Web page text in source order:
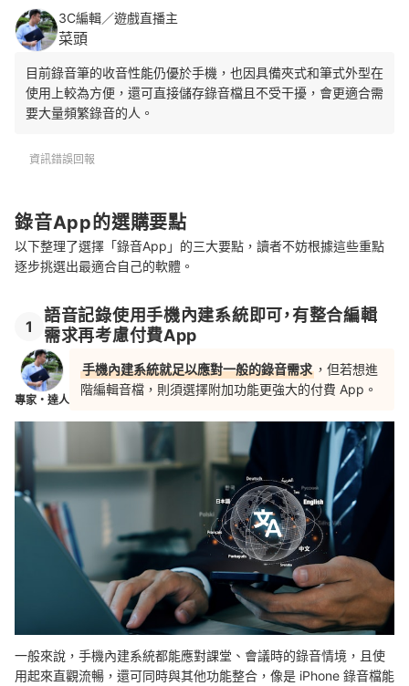
3C編輯／遊戲直播主
菜頭
目前錄音筆的收音性能仍優於手機，也因具備夾式和筆式外型在
使用上較為方便，還可直接儲存錄音檔且不受干擾，會更適合需
要大量頻繁錄音的人。
資訊錯誤回報
錄音App的選購要點
以下整理了選擇「錄音App」的三大要點，讀者不妨根據這些重點
逐步挑選出最適合自己的軟體。
1
語音記錄使用手機內建系統即可，有整合編輯
需求再考慮付費App
專家・達人
手機內建系統就足以應對一般的錄音需求 ，但若想進
階編輯音檔，則須選擇附加功能更強大的付費 App。
一般來說，手機內建系統都能應對課堂、會議時的錄音情境，且使
用起來直觀流暢，還可同時與其他功能整合，像是 iPhone 錄音檔能